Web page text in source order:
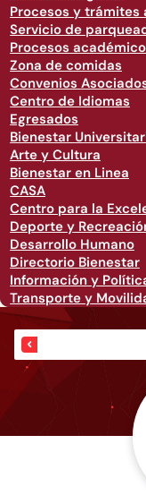
Procesos y
Servicio de
Procesos
Zona de comidas
Convenios
Centro de Idiomas
Egresados
Bienestar
Arte y Cultura
Bienestar en Linea
CASA
Centro para la
Deporte y
Desarrollo Humano
Directorio Bienestar
Información y
Transporte y